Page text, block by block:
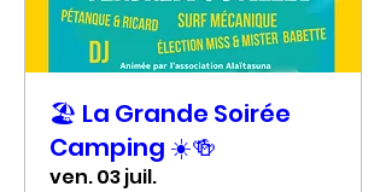
🏖️ La Grande Soirée
Camping ☀️🍻
ven. 03 juil.